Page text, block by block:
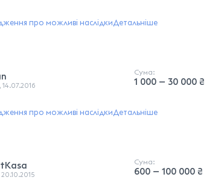
про можливі наслідкиДетальніше
14.07.2016
Сума:
1 000 — 30 000 ₴
про можливі наслідкиДетальніше
20.10.2015
Сума:
600 — 100 000 ₴